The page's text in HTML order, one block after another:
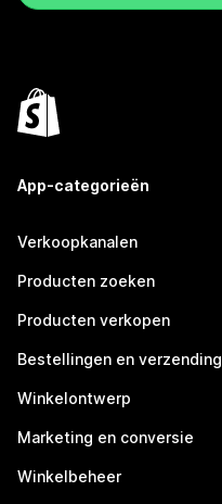
App-categorieën
Verkoopkanalen
Producten zoeken
Producten verkopen
Bestellingen en verzending
Winkelontwerp
Marketing en conversie
Winkelbeheer